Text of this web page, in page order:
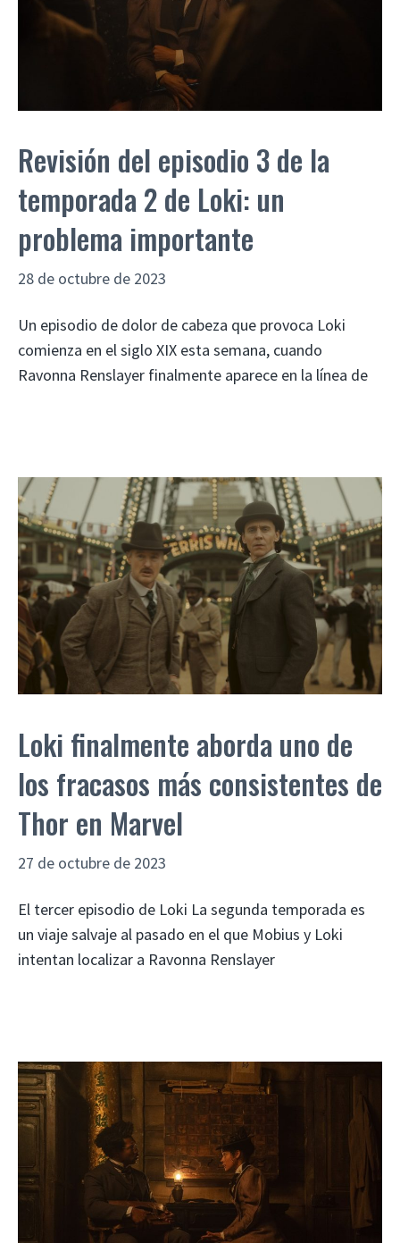
Revisión del episodio 3 de la
temporada 2 de Loki: un
problema importante
28 de octubre de 2023
Un episodio de dolor de cabeza que provoca Loki
comienza en el siglo XIX esta semana, cuando
Ravonna Renslayer finalmente aparece en la línea de
Loki finalmente aborda uno de
los fracasos más consistentes de
Thor en Marvel
27 de octubre de 2023
El tercer episodio de Loki La segunda temporada es
un viaje salvaje al pasado en el que Mobius y Loki
intentan localizar a Ravonna Renslayer